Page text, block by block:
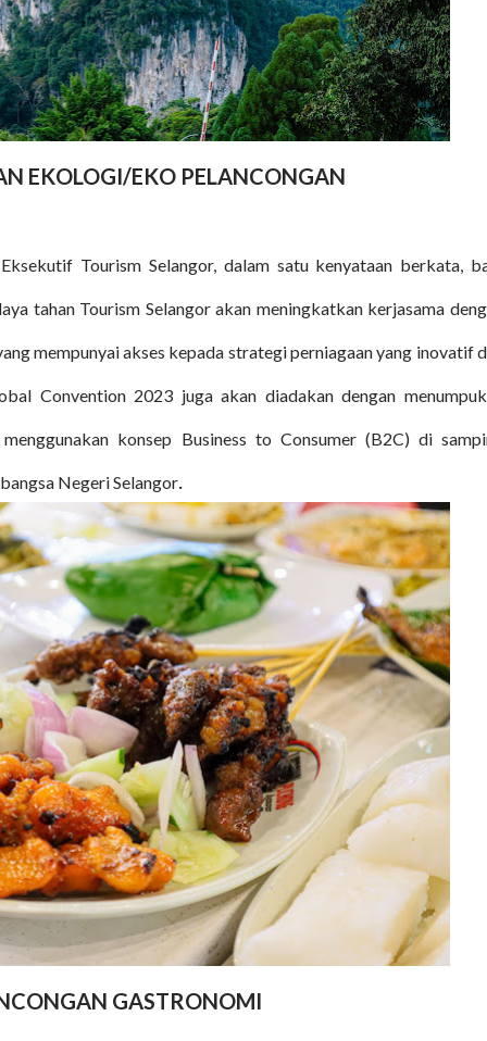
EKOLOGI/EKO PELANCONGAN
Tourism Selangor, dalam satu kenyataan berkata,
tahan Tourism Selangor akan meningkatkan kerjasama
mempunyai akses kepada strategi perniagaan yang inovatif
Convention 2023 juga akan diadakan dengan
konsep Business to Consumer (B2C) di
Negeri Selangor.
GASTRONOMI